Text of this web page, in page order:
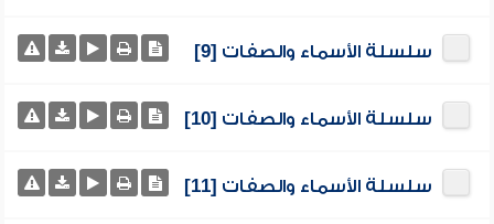
سلسلة الأسماء والصفات [9]
سلسلة الأسماء والصفات [10]
سلسلة الأسماء والصفات [11]